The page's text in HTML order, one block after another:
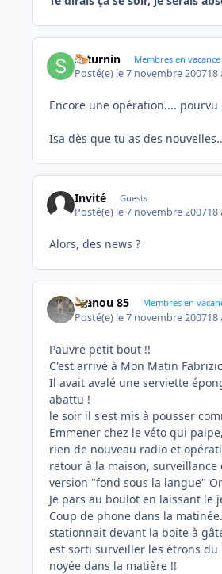
saturnin Membres en vacance
Posté(e) le 7 novembre 200718
Encore une opération....
Isa dès que tu as des
Invité Guests
Posté(e) le 7 novembre 200718
Alors, des news ?
manou 85 Membres en
Posté(e) le 7 novembre 200718
Pauvre petit bout !!
C'est arrivé à Mon Matin
Il avait avalé une serviette
abattu !
le soir il s'est mis à pousser
Emmener chez le véto qui
rien de nouveau radio et
retour à la maison,
version "fond sous la langue"
Je pars au boulot en laissant le
Coup de phone dans la
stationnait devant la boite à
est sorti surveiller les étrons
noyée dans la matière !!